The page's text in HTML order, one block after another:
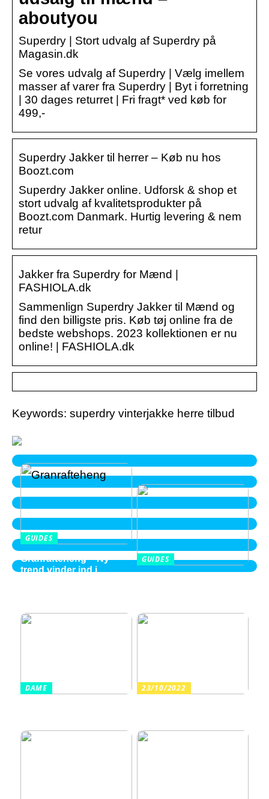
aboutyou
Superdry | Stort udvalg af Superdry på
Magasin.dk
Se vores udvalg af Superdry | Vælg imellem
masser af varer fra Superdry | Byt i forretning
| 30 dages returret | Fri fragt* ved køb for
499,-
Superdry Jakker til herrer – Køb nu hos
Boozt.com
Superdry Jakker online. Udforsk & shop et
stort udvalg af kvalitetsprodukter på
Boozt.com Danmark. Hurtig levering & nem
retur
Jakker fra Superdry for Mænd |
FASHIOLA.dk
Sammenlign Superdry Jakker til Mænd og
find den billigste pris. Køb tøj online fra de
bedste webshops. 2023 kollektionen er nu
online! | FASHIOLA.dk
Keywords: superdry vinterjakke herre tilbud
GUIDES
Granrafteheng – Ny
trend vinder ind i
GUIDES
DAME 23/10/2022